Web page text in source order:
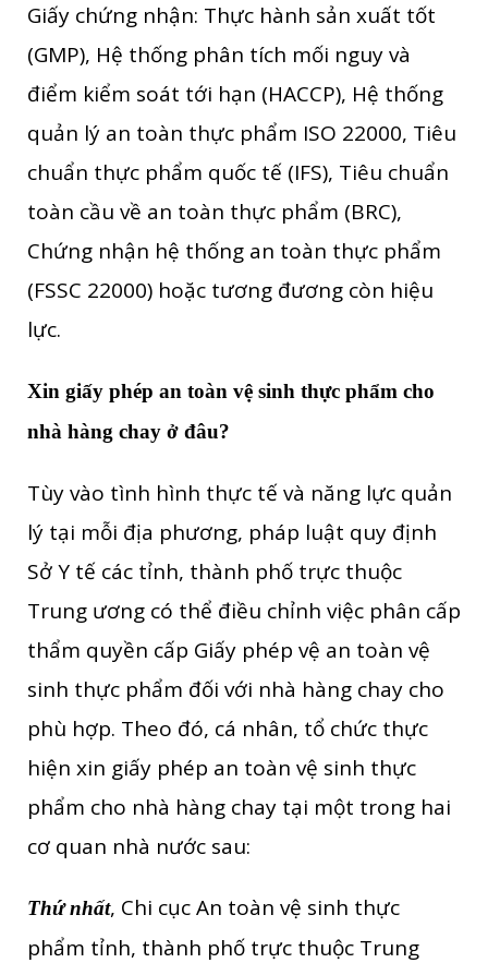
Giấy chứng nhận: Thực hành sản xuất tốt
(GMP), Hệ thống phân tích mối nguy và
điểm kiểm soát tới hạn (HACCP), Hệ thống
quản lý an toàn thực phẩm ISO 22000, Tiêu
chuẩn thực phẩm quốc tế (IFS), Tiêu chuẩn
toàn cầu về an toàn thực phẩm (BRC),
Chứng nhận hệ thống an toàn thực phẩm
(FSSC 22000) hoặc tương đương còn hiệu
lực.
Xin giấy phép an toàn vệ sinh thực phẩm cho
nhà hàng chay ở đâu?
Tùy vào tình hình thực tế và năng lực quản
lý tại mỗi địa phương, pháp luật quy định
Sở Y tế các tỉnh, thành phố trực thuộc
Trung ương có thể điều chỉnh việc phân cấp
thẩm quyền cấp Giấy phép vệ an toàn vệ
sinh thực phẩm đối với nhà hàng chay cho
phù hợp. Theo đó, cá nhân, tổ chức thực
hiện xin giấy phép an toàn vệ sinh thực
phẩm cho nhà hàng chay tại một trong hai
cơ quan nhà nước sau:
Thứ nhất, Chi cục An toàn vệ sinh thực
phẩm tỉnh, thành phố trực thuộc Trung